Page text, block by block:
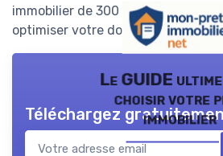
immobilier de 300 000 euros et
optimiser votre dossier de
Le GUIDE
choisir votre
immobilier
Téléchargez